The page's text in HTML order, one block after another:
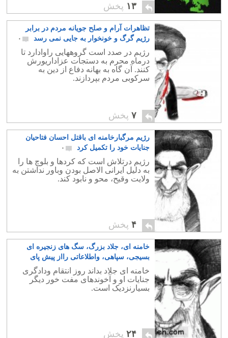
۱۳ پخش
تظاهرات آرام و صلح جویانه مردم در برابر
رژیم گرگ و خونخوار به جایی نمی رسد
۰
رژیم در صدد است گروههایی راوادارد تا
درماه محرم به دستجات عزاداریورش
کنند. آن گاه به بهانه دفاع از دین به
سرکوبی مردم بپردازند.
۷ پخش
رژیم مرگبارخامنه ای باقتل احسان فتاحیان
جنایات خود را تکمیل کرد
۰
رژیم درتلاش است که کردها و بلوچ ها را
به دلیل ایرانی الاصل بودن وباور نداشتن به
ولایت وقیح، محو و نابود کند.
۴ پخش
خامنه ای، جلاد بزرگ، سگ های زنجیره ای
بسیجی، سپاهی، واطلاعاتی رااز پیش پای
جوانان ما دورکن
خامنه ای جلاد بداند روز انتقام ودادگری
جنایات او و آخوندهای مفت خور دیگر
بسیارنزدیک است.
۲۴ پخش